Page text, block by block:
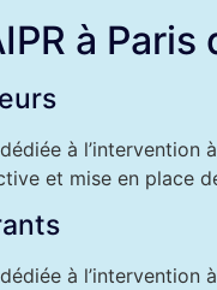
à
à
et mise en place
à